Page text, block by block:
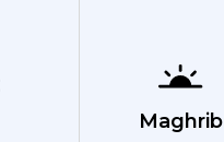
Maghrib